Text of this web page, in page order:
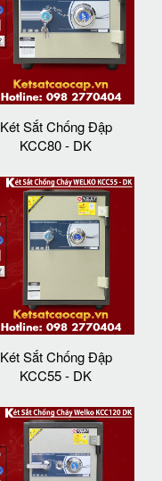
Két Sắt Chống Đập
KCC80 - DK
Két Sắt Chống Đập
KCC55 - DK